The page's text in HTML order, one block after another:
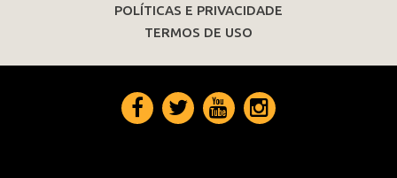
POLÍTICAS E PRIVACIDADE
TERMOS DE USO